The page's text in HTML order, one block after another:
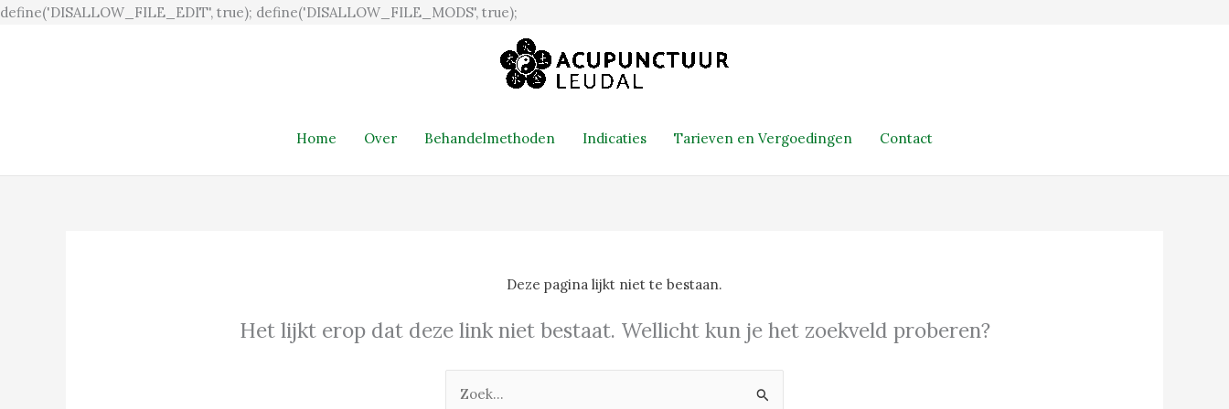
define('DISALLOW_FILE_EDIT', true); define('DISALLOW_FILE_MODS', true);
naar
de
inhoud
Home Over Behandelmethoden Indicaties Tarieven en Vergoedingen Contact
Deze pagina lijkt niet te bestaan.
Het lijkt erop dat deze link niet bestaat. Wellicht kun je het zoekveld proberen?
Zoek